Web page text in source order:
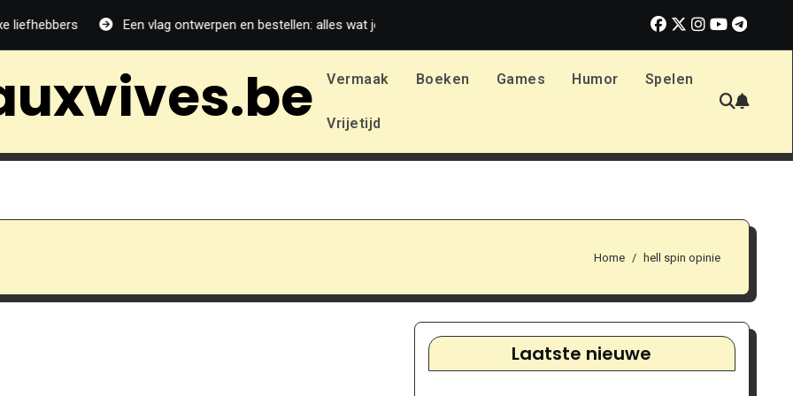
Een vlag ontwerpen en bestellen: alles wat je moet weten bij Print.com Verhoog je libido: praktische tips voor
Vermaak Boeken Games Humor Spelen
Vrijetijd
Home hell spin opinie
Laatste nieuwe